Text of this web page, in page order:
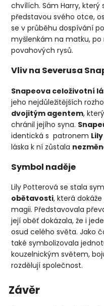
chvílích. Sám Harry,
představou svého otce,
se v průběhu dospívání
myšlenkám na matku, po
povahových rysů.
Vliv na Severusa
Snapeova celoživotní
jeho nejdůležitějších
dvojitým agentem,
chránil jejího syna.
identická s patronem
láska k ní zůstala
Symbol naděje
Lily Potterová se stala
obětavosti, která
magii. Představovala
její oběť dokázala, že i
osud celého světa. Jako
také symbolizovala
kouzelnickým světem,
rozdělují společnost.
Závěr